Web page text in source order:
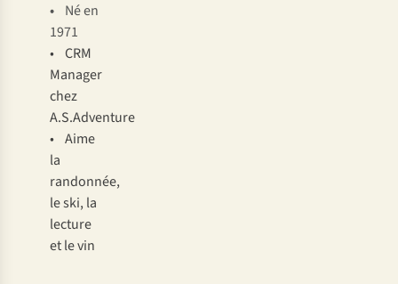
• Né en
1971
• CRM
Manager
chez
A.S.Adventure
• Aime
la
randonnée,
le ski, la
lecture
et le vin